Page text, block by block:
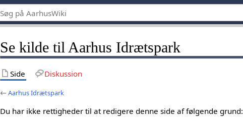
Se kilde til Aarhus Idrætspark
Side Diskussion
←Aarhus Idrætspark
Du har ikke rettigheder til at redigere denne side af følgende grund: